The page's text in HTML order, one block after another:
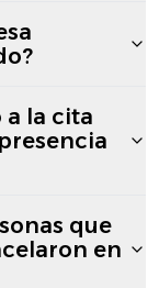
a la cita
que
en